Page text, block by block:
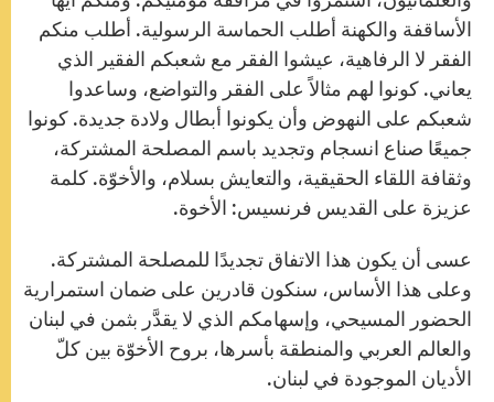
الأساقفة والكهنة أطلب الحماسة الرسولية. أطلب منكم
الفقر لا الرفاهية، عيشوا الفقر مع شعبكم الفقير الذي
يعاني. كونوا لهم مثالاً على الفقر والتواضع، وساعدوا
شعبكم على النهوض وأن يكونوا أبطال ولادة جديدة. كونوا
جميعًا صناع انسجام وتجديد باسم المصلحة المشتركة،
وثقافة اللقاء الحقيقية، والتعايش بسلام، والأخوّة. كلمة
عزيزة على القديس فرنسيس: الأخوة.
عسى أن يكون هذا الاتفاق تجديدًا للمصلحة المشتركة.
وعلى هذا الأساس، سنكون قادرين على ضمان استمرارية
الحضور المسيحي، وإسهامكم الذي لا يقدَّر بثمن في لبنان
والعالم العربي والمنطقة بأسرها، بروح الأخوّة بين كلّ
الأديان الموجودة في لبنان.